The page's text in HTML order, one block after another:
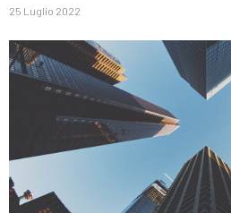
25 Luglio 2022